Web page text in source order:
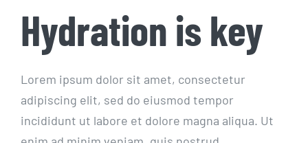
Hydration is key
Lorem ipsum dolor sit amet, consectetur
adipiscing elit, sed do eiusmod tempor
incididunt ut labore et dolore magna aliqua. Ut